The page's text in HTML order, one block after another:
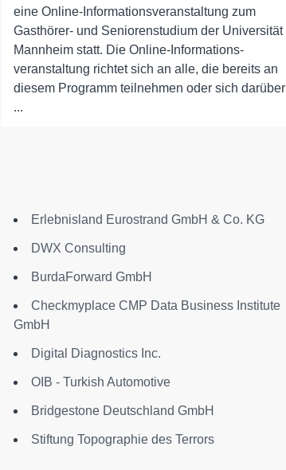
eine Online-Informations­veranstaltung zum
Gasthörer- und Seniorenstudium der Universität
Mannheim statt. Die Online-Informations­
veranstaltung richtet sich an alle, die bereits an
diesem Programm teilnehmen oder sich darüber
...
Erlebnisland Eurostrand GmbH & Co. KG
DWX Consulting
BurdaForward GmbH
Checkmyplace CMP Data Business Institute
GmbH
Digital Diagnostics Inc.
OIB - Turkish Automotive
Bridgestone Deutschland GmbH
Stiftung Topographie des Terrors